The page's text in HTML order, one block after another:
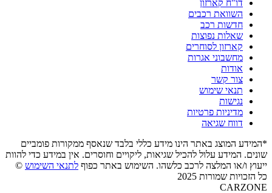
דו"ח קארזון
השוואת רכבים
חדשות רכב
שאלות נפוצות
קארזון לסוחרים
מחשבוני אגרות
אודות
צור קשר
תנאי שימוש
נגישות
מדיניות פרטיות
דווח שגיאה
*המידע המוצג באתר הינו מידע כללי בלבד שנאסף ממקורות פומביים
שונים. המידע עלול להכיל שגיאות, ליקויים וחוסרים. אין במידע כדי להוות
ייעוץ ו/או המלצה לרכב כלשהו. השימוש באתר כפוף לתנאי השימוש ©
כל הזכויות שמורות 2025
CARZONE